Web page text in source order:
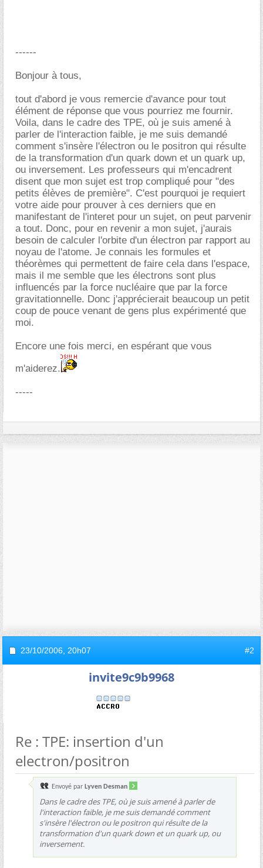
------
Bonjour à tous,
tout d'abord je vous remercie d'avance pour tout
élément de réponse que vous pourriez me fournir.
Voila, dans le cadre des TPE, où je suis amené à
parler de l'interaction faible, je me suis demandé
comment s'insère l'électron ou le positron qui résulte
de la transformation d'un quark down et un quark up,
ou inversement. Les professeurs qui m'encadrent
disent que mon sujet est trop compliqué pour "des
petits élèves de première". C'est pourquoi je requiert
votre aide pour prouver à ces derniers que en
manifestant de l'interet pour un sujet, on peut parvenir
a tout. Donc, pour en revenir a mon sujet, j'aurais
besoin de calculer l'orbite d'un électron par rapport au
noyau de l'atome. Je connais les formules et
théorèmes qui permettent de faire cela dans l'espace,
mais il me semble que les électrons sont plus
influencés par la force nucléaire que par la force
gravitationnelle. Donc j'apprécierait beaucoup un petit
coup de pouce venant de gens plus expérimenté que
moi.
Encore une fois merci, en espérant que vous
m'aiderez.
-----
23/10/2006, 20h07 #2
invite9c9b9968
Re : TPE: insertion d'un
electron/positron
Envoyé par Lyven Desman
Dans le cadre des TPE, où je suis amené à parler de
l'interaction faible, je me suis demandé comment
s'insère l'électron ou le positron qui résulte de la
transformation d'un quark down et un quark up, ou
inversement.